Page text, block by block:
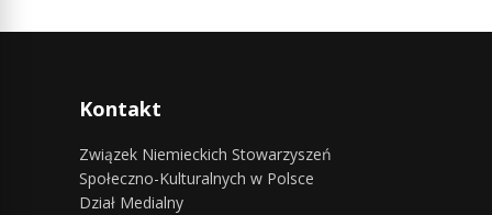
Kontakt
Związek Niemieckich Stowarzyszeń
Społeczno-Kulturalnych w Polsce
Dział Medialny